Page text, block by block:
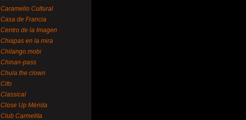
Caramello Cultural
Casa de Francia
Centro de la Imagen
Chiapas en la mira
Chilango.mobi
Chinan-pass
Chula the clown
Cifo
Classical
Close Up Mérida
Club Carmelita